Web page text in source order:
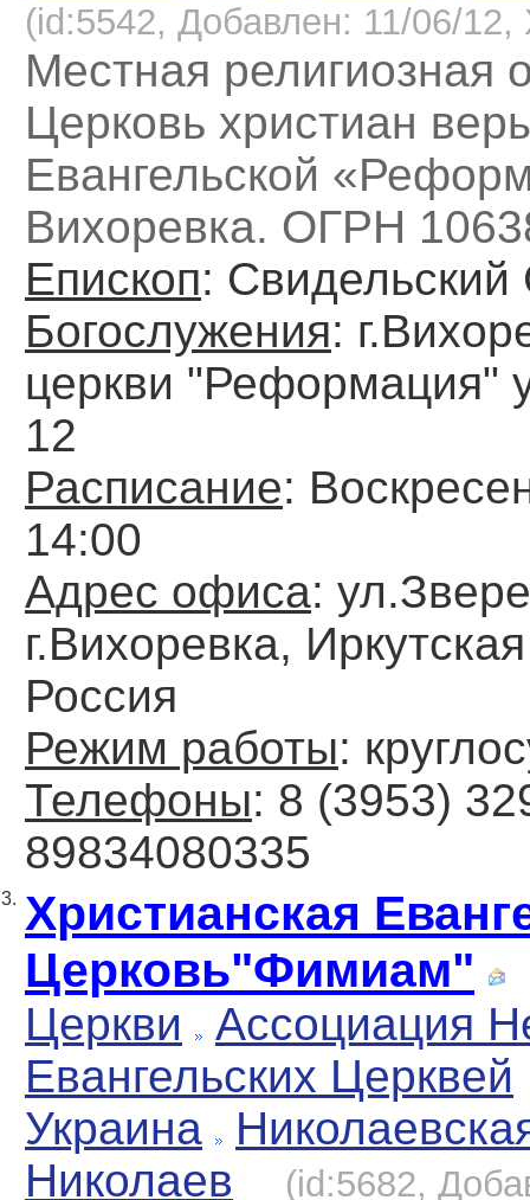
(id:5542, Добавлен: 11/06/12,
Местная религиозная
Церковь христиан
Евангельской
Вихоревка. ОГРН
Епископ: Свидельский
Богослужения:
церкви "Реформация"
12
Расписание:
14:00
Адрес офиса:
г.Вихоревка,
Россия
Режим работы:
Телефоны: 8 (3953)
89834080335
3. Христианская
Церковь"Фимиам"
Церкви
Ассоциация
Евангельских Церквей
Украина
Николаев
(id:5682,